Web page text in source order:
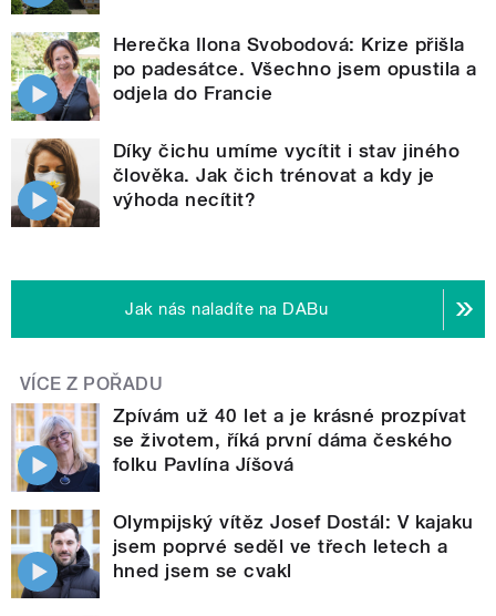
Herečka Ilona Svobodová: Krize přišla
po padesátce. Všechno jsem opustila a
odjela do Francie
Díky čichu umíme vycítit i stav jiného
člověka. Jak čich trénovat a kdy je
výhoda necítit?
Jak nás naladíte na DABu
VÍCE Z POŘADU
Zpívám už 40 let a je krásné prozpívat
se životem, říká první dáma českého
folku Pavlína Jíšová
Olympijský vítěz Josef Dostál: V kajaku
jsem poprvé seděl ve třech letech a
hned jsem se cvakl